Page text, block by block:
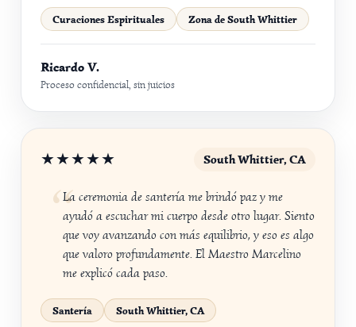
Curaciones Espirituales Zona de South Whittier
Ricardo V.
Proceso confidencial, sin juicios
★★★★★ South Whittier, CA
La ceremonia de santería me brindó paz y me
ayudó a escuchar mi cuerpo desde otro lugar. Siento
que voy avanzando con más equilibrio, y eso es algo
que valoro profundamente. El Maestro Marcelino
me explicó cada paso.
Santería South Whittier, CA